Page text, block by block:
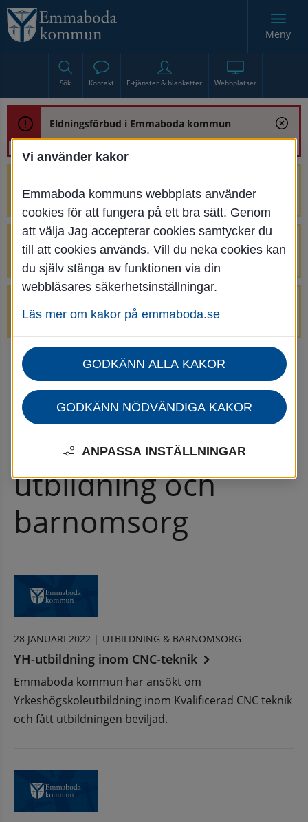
Sök Kontakt E-tjänster & blanketter Webbplatser
Meny
Eldningsförbud i Emmaboda kommun
renoveringen av Bjurbäcksbron
Tillfälliga avstängningar på Centrumtorget
v. 25-34
avstängda.
Startsida
Utbildning & barnomsorg
Nyheter för utbildning och barnomsorg
Nyhetsarkiv för utbildning och barnomsorg
Nyhetsarkiv för
utbildning och
barnomsorg
28 JANUARI 2022 | UTBILDNING & BARNOMSORG
YH-utbildning inom CNC-teknik
Emmaboda kommun har ansökt om
Yrkeshögskoleutbildning inom Kvalificerad CNC teknik
och fått utbildningen beviljad.
webbplats, öppnas i nytt fönster.
Vi använder kakor
Emmaboda kommuns webbplats använder
cookies för att fungera på ett bra sätt. Genom
att välja Jag accepterar cookies samtycker du
till att cookies används. Vill du neka cookies kan
du själv stänga av funktionen via din
webbläsares säkerhetsinställningar.
Läs mer om kakor på emmaboda.se
GODKÄNN ALLA KAKOR
GODKÄNN NÖDVÄNDIGA KAKOR
ANPASSA INSTÄLLNINGAR